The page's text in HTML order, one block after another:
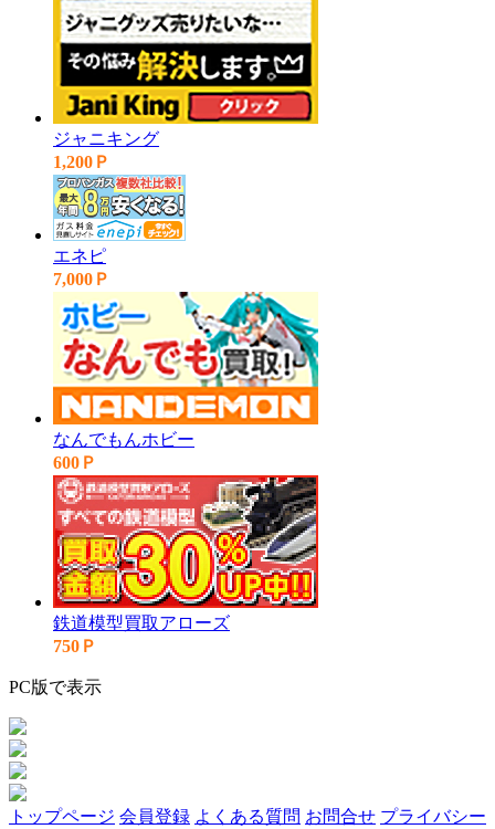
ジャニキング
1,200Ｐ
エネピ
7,000Ｐ
なんでもんホビー
600Ｐ
鉄道模型買取アローズ
750Ｐ
PC版で表示
トップページ 会員登録 よくある質問 お問合せ プライバシー